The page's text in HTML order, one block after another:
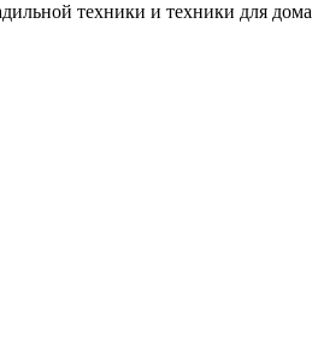
техники и техники для дома